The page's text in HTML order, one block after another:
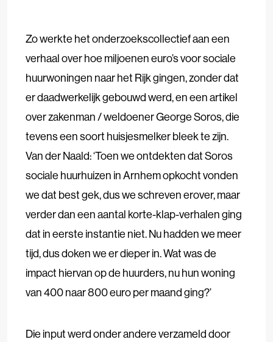
Zo werkte het onderzoekscollectief aan een
verhaal over hoe miljoenen euro’s voor sociale
huurwoningen naar het Rijk gingen, zonder dat
er daadwerkelijk gebouwd werd, en een artikel
over zakenman / weldoener George Soros, die
tevens een soort huisjesmelker bleek te zijn.
Van der Naald: ‘Toen we ontdekten dat Soros
sociale huurhuizen in Arnhem opkocht vonden
we dat best gek, dus we schreven erover, maar
verder dan een aantal korte-klap-verhalen ging
dat in eerste instantie niet. Nu hadden we meer
tijd, dus doken we er dieper in. Wat was de
impact hiervan op de huurders, nu hun woning
van 400 naar 800 euro per maand ging?’
Die input werd onder andere verzameld door